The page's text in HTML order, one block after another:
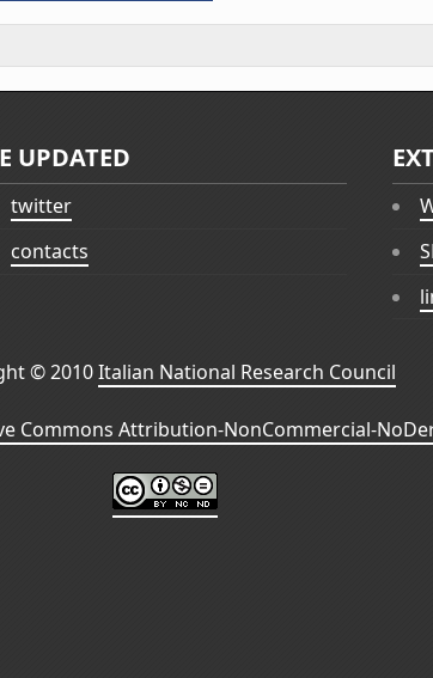
UPDATED
twitter
contacts
© 2010Italian National Research Council
Commons Attribution-NonCommercial-